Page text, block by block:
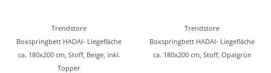
Trendstore
Boxspringbett HADAI- Liegefläche
ca. 180x200 cm, Stoff, Beige, inkl.
Topper
Trendstore
Boxspringbett HADAI- Liegefläche
ca. 180x200 cm, Stoff, Opalgrün